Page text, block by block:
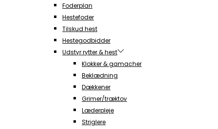
Foderplan
Hestefoder
Tilskud hest
Hestegodbidder
Udstyr rytter & hest
Klokker & gamacher
Beklædning
Dækkener
Grimer/træktov
Læderpleje
Striglere